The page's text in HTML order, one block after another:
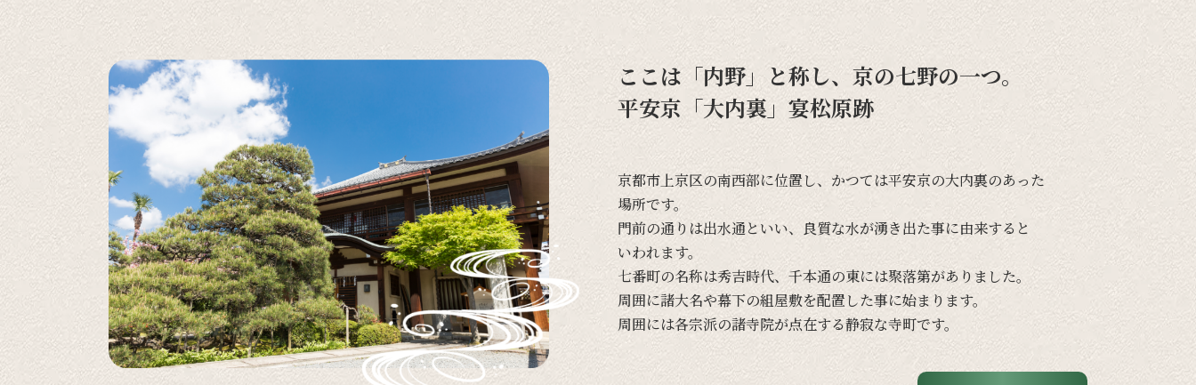
ここは「内野」と称し、京の七野の一つ。
平安京「大内裏」宴松原跡
京都市上京区の南西部に位置し、 かつては平安京の大内裏のあった
場所です。
門前の通りは出水通といい、 良質な水が湧き出た事に由来すると
いわれます。
七番町の名称は秀吉時代、千本通の東には聚落第がありました。
周囲に諸大名や幕下の組屋敷を配置した事に始まります。
周囲には各宗派の諸寺院が点在する静寂な寺町です。